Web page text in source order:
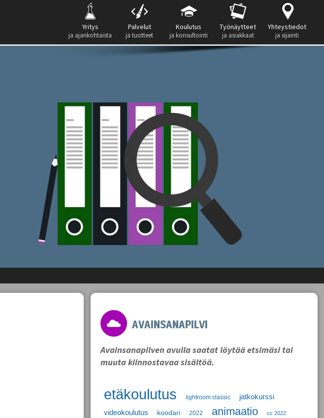
Yritys
ja ajankohtaista
Palvelut
ja tuotteet
Koulutus
ja konsultointi
Työnäytteet
ja asiakkaat
Yhteystiedot
ja sijainti
AVAINSANAPILVI
Avainsanapilven avulla saatat löytää etsimäsi tai
muuta kiinnostavaa sisältöä.
etäkoulutus lightroom classic
jatkokurssi
videokoulutus
koodari 2022 animaatio cc 2022